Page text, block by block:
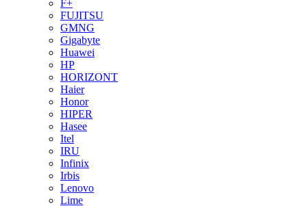
F+
FUJITSU
GMNG
Gigabyte
Huawei
HP
HORIZONT
Haier
Honor
HIPER
Hasee
Itel
IRU
Infinix
Irbis
Lenovo
Lime